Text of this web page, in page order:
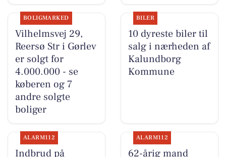
BOLIGMARKED
Vilhelmsvej 29,
Reersø Str i Gørlev
er solgt for
4.000.000 - se
køberen og 7
andre solgte
boliger
BILER
10 dyreste biler til
salg i nærheden af
Kalundborg
Kommune
ALARM112
Indbrud på
ALARM112
62-årig mand